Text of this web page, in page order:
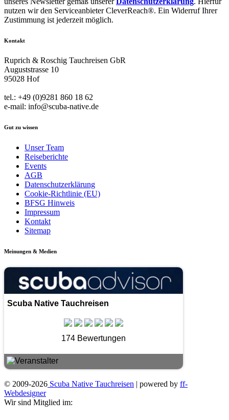
nutzen wir den Serviceanbieter CleverReach®. Ein Widerruf Ihrer
Zustimmung ist jederzeit möglich.
Kontakt
Ruprich & Roschig Tauchreisen GbR
Auguststrasse 10
95028 Hof
tel.: +49 (0)9281 860 18 62
e-mail: info@scuba-native.de
Gut zu wissen
Unser Team
Reiseberichte
Events
AGB
Datenschutzerklärung
Cookie-Richtlinie (EU)
BFSG Hinweis
Impressum
Kontakt
Sitemap
Meinungen & Medien
Scuba Native Tauchreisen
174 Bewertungen
© 2009-2026 Scuba Native Tauchreisen | powered by ff-
Webdesigner
Wir sind Mitglied im: